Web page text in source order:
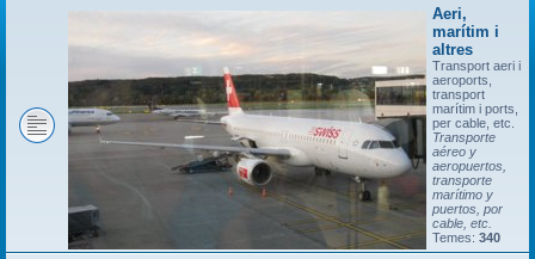
Aeri,
marítim i
altres
Transport aeri i
aeroports,
transport
marítim i ports,
per cable, etc.
Transporte
aéreo y
aeropuertos,
transporte
marítimo y
puertos, por
cable, etc.
Temes: 340